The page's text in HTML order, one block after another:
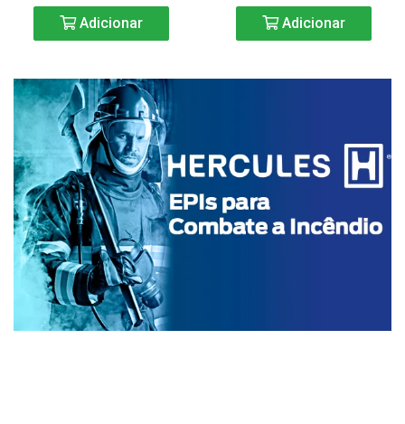
Adicionar Adicionar